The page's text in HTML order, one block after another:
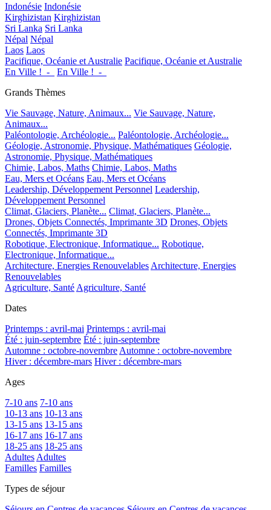
Indonésie Indonésie
Kirghizistan Kirghizistan
Sri Lanka Sri Lanka
Népal Népal
Laos Laos
Pacifique, Océanie et Australie Pacifique, Océanie et Australie
En Ville !_-_
En Ville !_-_
Grands Thèmes
Vie Sauvage, Nature, Animaux... Vie Sauvage, Nature,
Animaux...
Paléontologie, Archéologie... Paléontologie, Archéologie...
Géologie, Astronomie, Physique, Mathématiques Géologie,
Astronomie, Physique, Mathématiques
Chimie, Labos, Maths Chimie, Labos, Maths
Eau, Mers et Océans Eau, Mers et Océans
Leadership, Développement Personnel Leadership,
Développement Personnel
Climat, Glaciers, Planète... Climat, Glaciers, Planète...
Drones, Objets Connectés, Imprimante 3D Drones, Objets
Connectés, Imprimante 3D
Robotique, Electronique, Informatique... Robotique,
Electronique, Informatique...
Architecture, Energies Renouvelables Architecture, Energies
Renouvelables
Agriculture, Santé Agriculture, Santé
Dates
Printemps : avril-mai Printemps : avril-mai
Été : juin-septembre Été : juin-septembre
Automne : octobre-novembre Automne : octobre-novembre
Hiver : décembre-mars Hiver : décembre-mars
Ages
7-10 ans 7-10 ans
10-13 ans 10-13 ans
13-15 ans 13-15 ans
16-17 ans 16-17 ans
18-25 ans 18-25 ans
Adultes Adultes
Familles Familles
Types de séjour